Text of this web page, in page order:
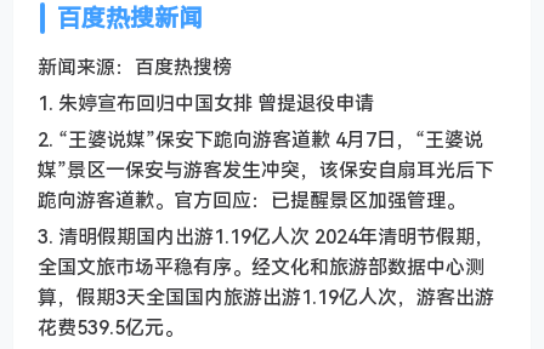
百度热搜新闻
新闻来源：百度热搜榜
1. 朱婷宣布回归中国女排 曾提退役申请
2. “王婆说媒”保安下跪向游客道歉 4月7日，“王婆说
媒”景区一保安与游客发生冲突，该保安自扇耳光后下
跪向游客道歉。官方回应：已提醒景区加强管理。
3. 清明假期国内出游1.19亿人次 2024年清明节假期，
全国文旅市场平稳有序。经文化和旅游部数据中心测
算，假期3天全国国内旅游出游1.19亿人次，游客出游
花费539.5亿元。